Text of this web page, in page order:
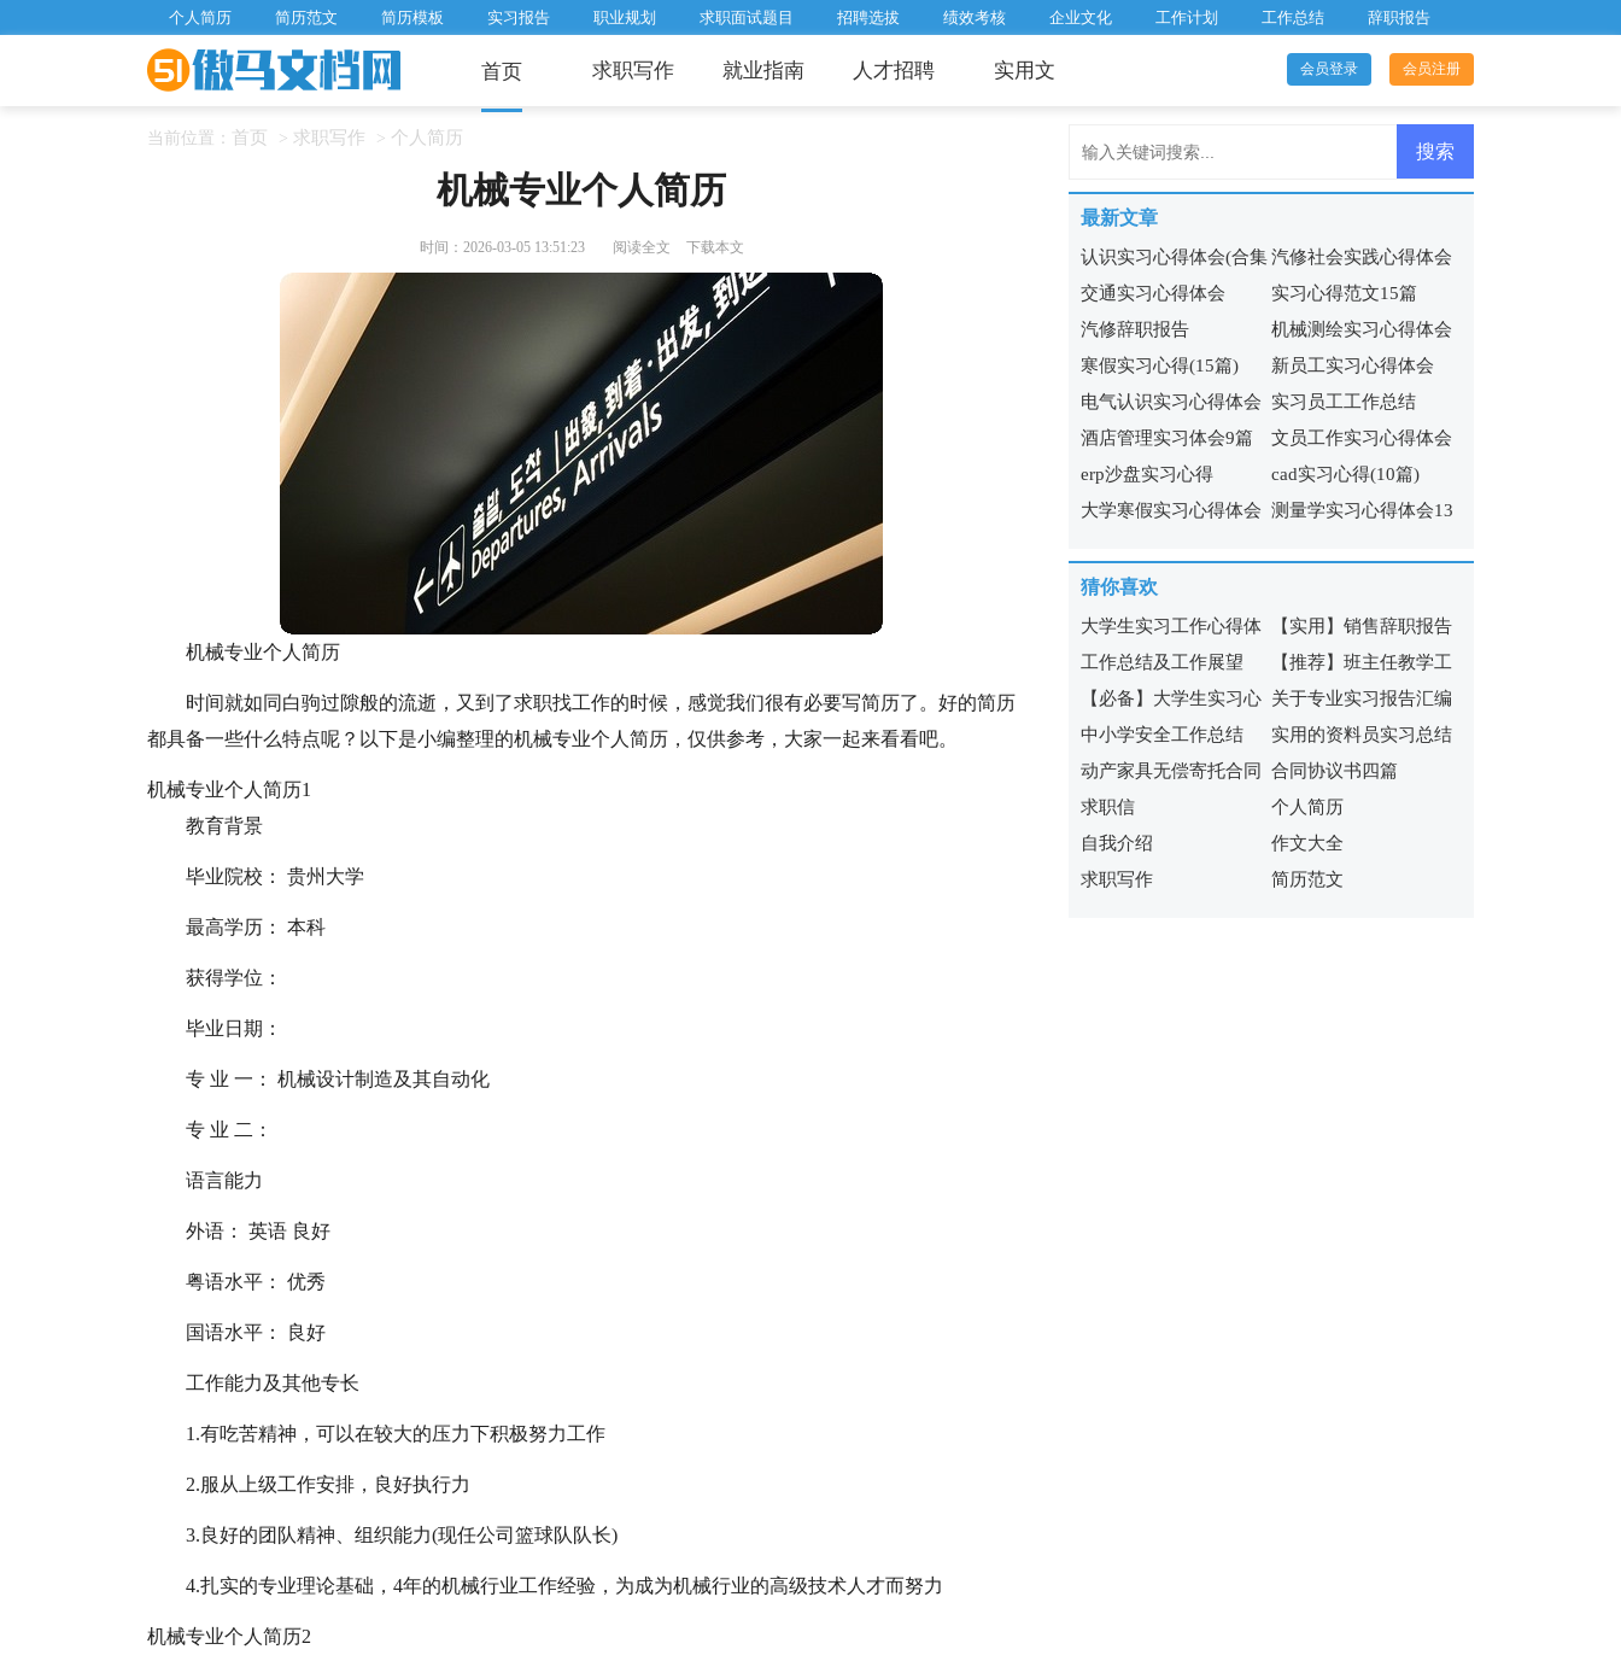
个人简历 简历范文 简历模板 实习报告 职业规划 求职面试题目 招聘选拔 绩效考核 企业文化 工作计划 工作总结 辞职报告
首页 求职写作 就业指南 人才招聘 实用文 会员登录 会员注册
当前位置： 首页 > 求职写作 > 个人简历
机械专业个人简历
时间：2026-03-05 13:51:23 阅读全文 下载本文
机械专业个人简历
时间就如同白驹过隙般的流逝，又到了求职找工作的时候，感觉我们很有必要写简历了。好的简历
都具备一些什么特点呢？以下是小编整理的机械专业个人简历，仅供参考，大家一起来看看吧。
机械专业个人简历1
教育背景
毕业院校： 贵州大学
最高学历： 本科
获得学位：
毕业日期：
专 业 一： 机械设计制造及其自动化
专 业 二：
语言能力
外语： 英语 良好
粤语水平： 优秀
国语水平： 良好
工作能力及其他专长
1.有吃苦精神，可以在较大的压力下积极努力工作
2.服从上级工作安排，良好执行力
3.良好的团队精神、组织能力(现任公司篮球队队长)
4.扎实的专业理论基础，4年的机械行业工作经验，为成为机械行业的高级技术人才而努力
机械专业个人简历2
最新文章
认识实习心得体会(合集
15篇)
汽修社会实践心得体会
(5篇)
交通实习心得体会
实习心得范文15篇
汽修辞职报告
机械测绘实习心得体会
寒假实习心得(15篇)
新员工实习心得体会
电气认识实习心得体会
8篇
实习员工工作总结
酒店管理实习体会9篇
文员工作实习心得体会
erp沙盘实习心得
cad实习心得(10篇)
大学寒假实习心得体会 测量学实习心得体会13
猜你喜欢
大学生实习工作心得体
会(合集15篇)
【实用】销售辞职报告
模板集锦8篇
工作总结及工作展望
【推荐】班主任教学工
作总结三篇
【必备】大学生实习心
得体会范文集锦7篇
关于专业实习报告汇编
五篇
中小学安全工作总结
实用的资料员实习总结
3篇
动产家具无偿寄托合同
范本
合同协议书四篇
求职信
个人简历
自我介绍
作文大全
求职写作
简历范文